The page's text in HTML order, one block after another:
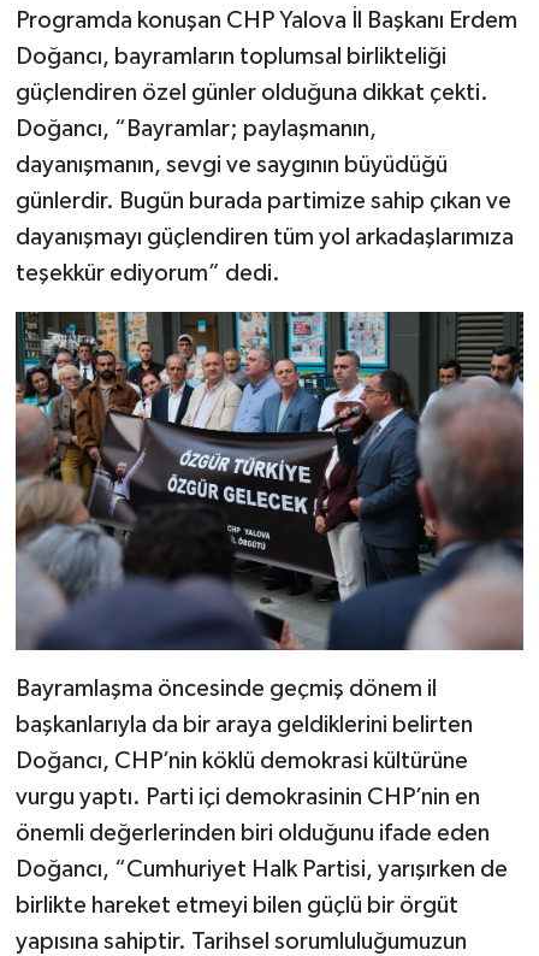
Programda konuşan CHP Yalova İl Başkanı Erdem
Doğancı, bayramların toplumsal birlikteliği
güçlendiren özel günler olduğuna dikkat çekti.
Doğancı, “Bayramlar; paylaşmanın,
dayanışmanın, sevgi ve saygının büyüdüğü
günlerdir. Bugün burada partimize sahip çıkan ve
dayanışmayı güçlendiren tüm yol arkadaşlarımıza
teşekkür ediyorum” dedi.
Bayramlaşma öncesinde geçmiş dönem il
başkanlarıyla da bir araya geldiklerini belirten
Doğancı, CHP’nin köklü demokrasi kültürüne
vurgu yaptı. Parti içi demokrasinin CHP’nin en
önemli değerlerinden biri olduğunu ifade eden
Doğancı, “Cumhuriyet Halk Partisi, yarışırken de
birlikte hareket etmeyi bilen güçlü bir örgüt
yapısına sahiptir. Tarihsel sorumluluğumuzun